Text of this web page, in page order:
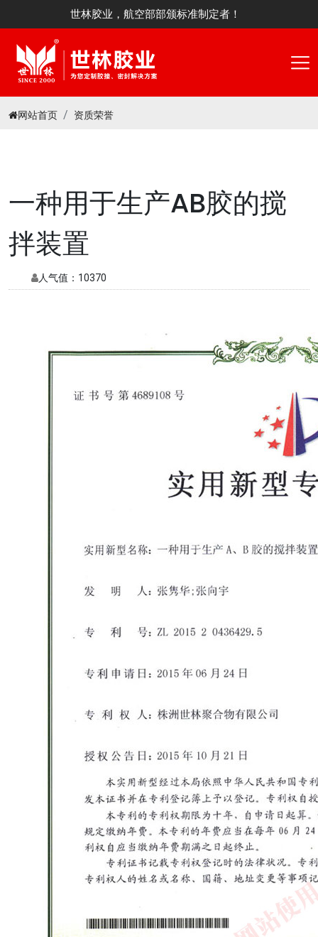
世林胶业，航空部部颁标准制定者！
网站首页 资质荣誉
一种用于生产AB胶的搅
拌装置
人气值： 10370